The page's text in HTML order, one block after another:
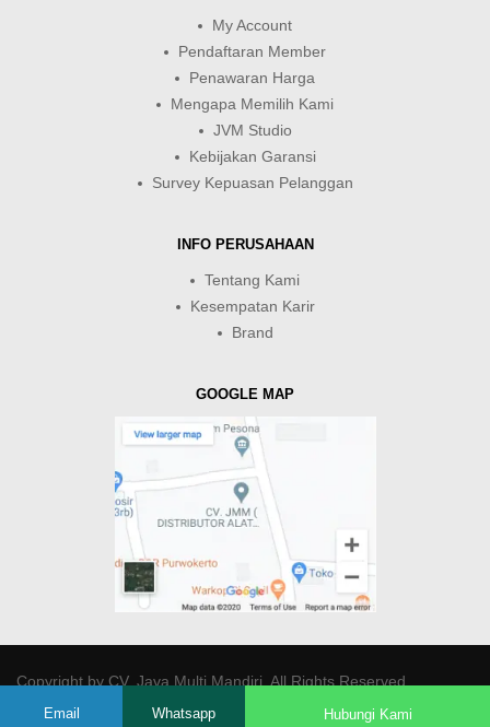
My Account
Pendaftaran Member
Penawaran Harga
Mengapa Memilih Kami
JVM Studio
Kebijakan Garansi
Survey Kepuasan Pelanggan
INFO PERUSAHAAN
Tentang Kami
Kesempatan Karir
Brand
GOOGLE MAP
Copyright byCV. Java Multi Mandiri. All Rights Reserved.
Email Whatsapp Hubungi Kami